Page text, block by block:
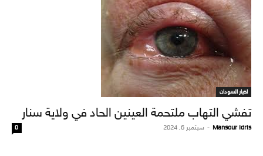
اخبار السودان
تفشي التهاب ملتحمة العينين الحاد في ولاية سنار
Mansour Idris
- سبتمبر 6, 2024 0